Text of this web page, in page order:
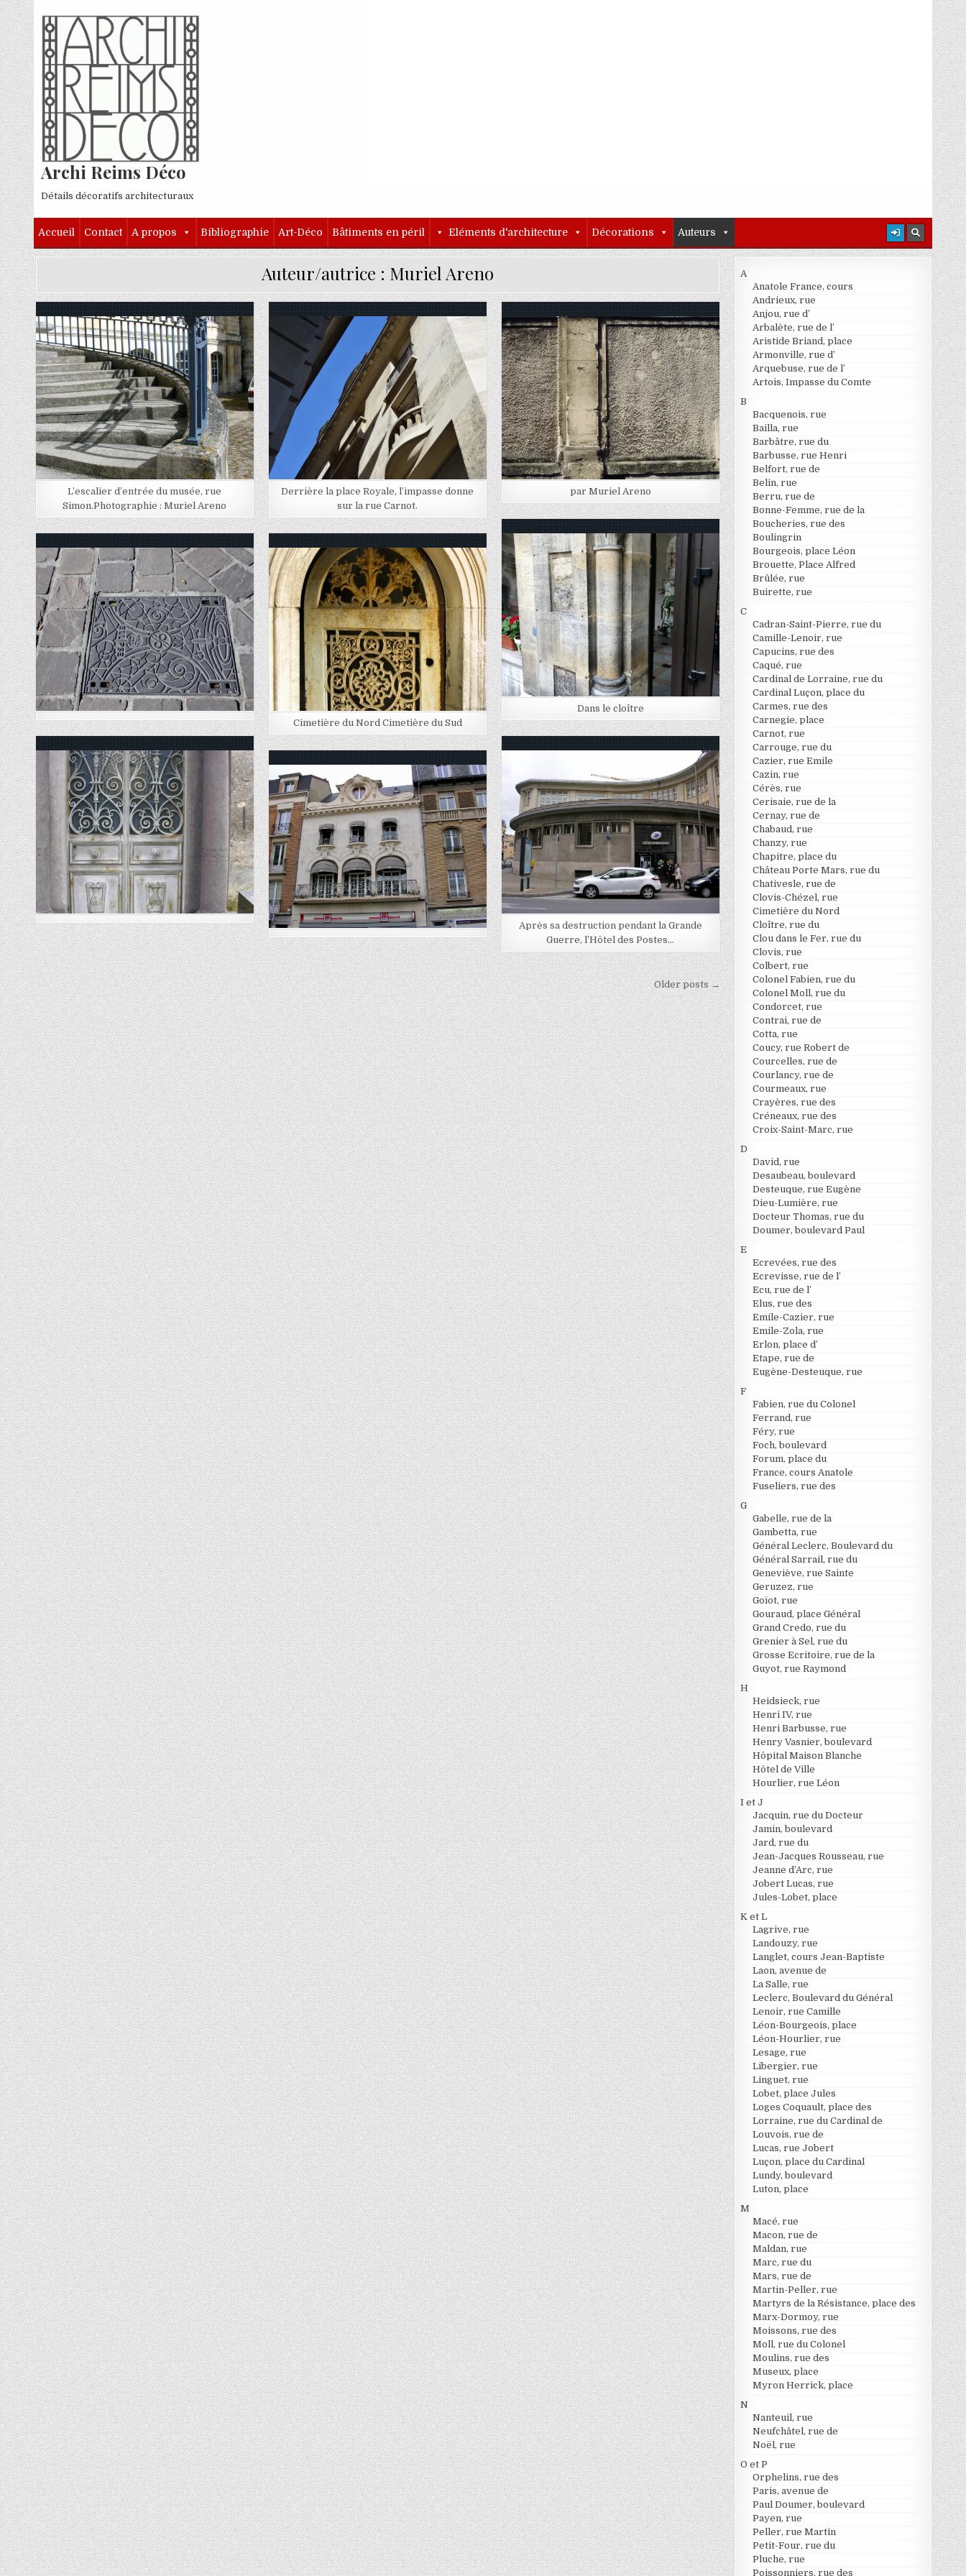
Skip to content
Archi Reims Déco
Détails décoratifs architecturaux
Accueil Contact A propos Bibliographie Art-Déco Bâtiments en péril Eléments d'architecture Décorations Auteurs
Auteur/autrice : Muriel Areno
Posted in
L’escalier d’entrée du musée, rue
Simon.Photographie : Muriel Areno
Posted in
Derrière la place Royale, l’impasse donne
sur la rue Carnot.
Posted in
par Muriel Areno
Posted in
Dans le cloître
Posted in Posted in
Cimetière du Nord Cimetière du Sud
Posted in
Après sa destruction pendant la Grande
Guerre, l’Hôtel des Postes…
Posted in
Navigation des articles Older posts →
A
Anatole France, cours
Andrieux, rue
Anjou, rue d’
Arbalète, rue de l’
Aristide Briand, place
Armonville, rue d’
Arquebuse, rue de l’
Artois, Impasse du Comte
B
Bacquenois, rue
Bailla, rue
Barbâtre, rue du
Barbusse, rue Henri
Belfort, rue de
Belin, rue
Berru, rue de
Bonne-Femme, rue de la
Boucheries, rue des
Boulingrin
Bourgeois, place Léon
Brouette, Place Alfred
Brûlée, rue
Buirette, rue
C
Cadran-Saint-Pierre, rue du
Camille-Lenoir, rue
Capucins, rue des
Caqué, rue
Cardinal de Lorraine, rue du
Cardinal Luçon, place du
Carmes, rue des
Carnegie, place
Carnot, rue
Carrouge, rue du
Cazier, rue Emile
Cazin, rue
Cérès, rue
Cerisaie, rue de la
Cernay, rue de
Chabaud, rue
Chanzy, rue
Chapitre, place du
Château Porte Mars, rue du
Chativesle, rue de
Clovis-Chézel, rue
Cimetière du Nord
Cloître, rue du
Clou dans le Fer, rue du
Clovis, rue
Colbert, rue
Colonel Fabien, rue du
Colonel Moll, rue du
Condorcet, rue
Contrai, rue de
Cotta, rue
Coucy, rue Robert de
Courcelles, rue de
Courlancy, rue de
Courmeaux, rue
Crayères, rue des
Créneaux, rue des
Croix-Saint-Marc, rue
D
David, rue
Desaubeau, boulevard
Desteuque, rue Eugène
Dieu-Lumière, rue
Docteur Thomas, rue du
Doumer, boulevard Paul
E
Ecrevées, rue des
Ecrevisse, rue de l’
Ecu, rue de l’
Elus, rue des
Emile-Cazier, rue
Emile-Zola, rue
Erlon, place d’
Etape, rue de
Eugène-Desteuque, rue
F
Fabien, rue du Colonel
Ferrand, rue
Féry, rue
Foch, boulevard
Forum, place du
France, cours Anatole
Fuseliers, rue des
G
Gabelle, rue de la
Gambetta, rue
Général Leclerc, Boulevard du
Général Sarrail, rue du
Geneviève, rue Sainte
Geruzez, rue
Goïot, rue
Gouraud, place Général
Grand Credo, rue du
Grenier à Sel, rue du
Grosse Ecritoire, rue de la
Guyot, rue Raymond
H
Heidsieck, rue
Henri IV, rue
Henri Barbusse, rue
Henry Vasnier, boulevard
Hôpital Maison Blanche
Hôtel de Ville
Hourlier, rue Léon
I et J
Jacquin, rue du Docteur
Jamin, boulevard
Jard, rue du
Jean-Jacques Rousseau, rue
Jeanne d’Arc, rue
Jobert Lucas, rue
Jules-Lobet, place
K et L
Lagrive, rue
Landouzy, rue
Langlet, cours Jean-Baptiste
Laon, avenue de
La Salle, rue
Leclerc, Boulevard du Général
Lenoir, rue Camille
Léon-Bourgeois, place
Léon-Hourlier, rue
Lesage, rue
Libergier, rue
Linguet, rue
Lobet, place Jules
Loges Coquault, place des
Lorraine, rue du Cardinal de
Louvois, rue de
Lucas, rue Jobert
Luçon, place du Cardinal
Lundy, boulevard
Luton, place
M
Macé, rue
Macon, rue de
Maldan, rue
Marc, rue du
Mars, rue de
Martin-Peller, rue
Martyrs de la Résistance, place des
Marx-Dormoy, rue
Moissons, rue des
Moll, rue du Colonel
Moulins, rue des
Museux, place
Myron Herrick, place
N
Nanteuil, rue
Neufchâtel, rue de
Noël, rue
O et P
Orphelins, rue des
Paris, avenue de
Paul Doumer, boulevard
Payen, rue
Peller, rue Martin
Petit-Four, rue du
Pluche, rue
Poissonniers, rue des